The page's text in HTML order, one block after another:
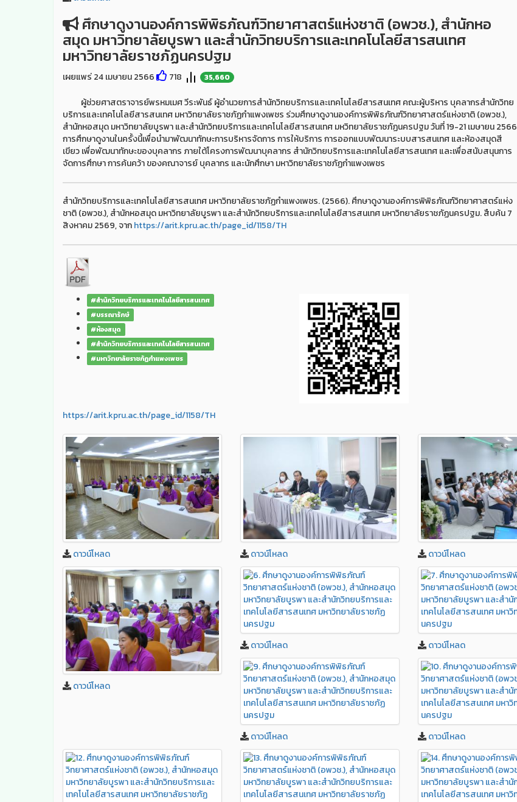
ศึกษาดูงานองค์การพิพิธภัณฑ์วิทยาศาสตร์แห่งชาติ (อพวช.), สำนักหอ
สมุด มหาวิทยาลัยบูรพา และสำนักวิทยบริการและเทคโนโลยีสารสนเทศ
มหาวิทยาลัยราชภัฏนครปฐม
เผยแพร่ 24 เมษายน 2566 718 35,660
ผู้ช่วยศาสตราจารย์พรหมเมศ วีระพันธ์ ผู้อำนวยการสำนักวิทยบริการและเทคโนโลยีสารสนเทศ คณะผู้บริหาร บุคลากรสำนักวิทย
บริการและเทคโนโลยีสารสนเทศ มหาวิทยาลัยราชภัฏกำแพงเพชร ร่วมศึกษาดูงานองค์การพิพิธภัณฑ์วิทยาศาสตร์แห่งชาติ (อพวช.),
สำนักหอสมุด มหาวิทยาลัยบูรพา และสำนักวิทยบริการและเทคโนโลยีสารสนเทศ มหวิทยาลัยราชภัฏนครปฐม วันที่ 19-21 เมษายน 2566
การศึกษาดูงานในครั้งนี้เพื่อนำมาพัฒนาทักษะการบริหารจัดการ การให้บริการ การออกแบบพัฒนาระบบสารสนเทศ และห้องสมุดสี
เขียว เพื่อพัฒนาทักษะของบุคลากร ภายใต้โครงการพัฒนาบุคลากร สำนักวิทยบริการและเทคโนโลยีสารสนเทศ และเพื่อสนับสนุนการ
จัดการศึกษา การค้นคว้า ของคณาจารย์ บุคลากร และนักศึกษา มหาวิทยาลัยราชภัฏกำแพงเพชร
สำนักวิทยบริการและเทคโนโลยีสารสนเทศ มหาวิทยาลัยราชภัฏกำแพงเพชร. (2566). ศึกษาดูงานองค์การพิพิธภัณฑ์วิทยาศาสตร์แห่ง
ชาติ (อพวช.), สำนักหอสมุด มหาวิทยาลัยบูรพา และสำนักวิทยบริการและเทคโนโลยีสารสนเทศ มหาวิทยาลัยราชภัฏนครปฐม. สืบค้น 7
สิงหาคม 2569, จากhttps://arit.kpru.ac.th/page_id/1158/TH
#สำนักวิทยบริการและเทคโนโลยีสารสนเทศ
#บรรณารักษ์
#ห้องสมุด
#สำนักวิทยบริการและเทคโนโลยีสารสนเทศ
#มหาวิทยาลัยราชภัฏกำแพงเพชร
https://arit.kpru.ac.th/page_id/1158/TH
ดาวน์โหลด ดาวน์โหลด ดาวน์โหลด
ดาวน์โหลด
ดาวน์โหลด ดาวน์โหลด
ดาวน์โหลด ดาวน์โหลด